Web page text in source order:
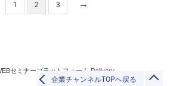
1 2 3
企業チャンネルTOPへ戻る
セミナープラットフォーム Deliveru.